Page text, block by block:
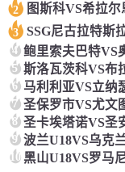
2 图斯科VS希拉尔
3 SSG尼古拉特斯
4 鲍里索夫巴特VS
5 斯洛瓦茨科VS布
6 马利利亚VS立纳
7 圣保罗市VS尤文
8 圣卡埃塔诺VS圣
9 波兰U18VS乌克
10黑山U18VS罗马